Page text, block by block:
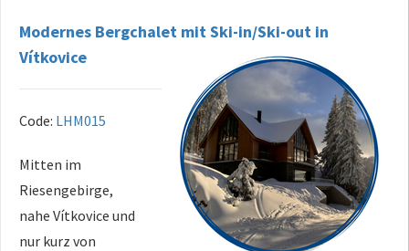
Modernes Bergchalet mit Ski-in/Ski-out in
Vítkovice
Code: LHM015
Mitten im
Riesengebirge,
nahe Vítkovice und
nur kurz von